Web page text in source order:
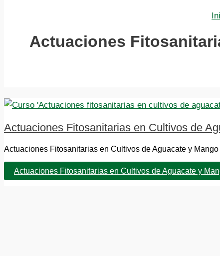
Actuaciones
Actuaciones Fitosanitarias en Cultivos de
Actuaciones Fitosanitarias en Cultivos de Aguacate y
Actuaciones Fitosanitarias en Cultivos de Aguacate y